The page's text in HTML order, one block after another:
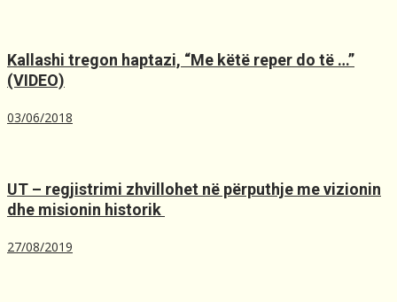
Kallashi tregon haptazi, “Me kёtё reper do tё …”
(VIDEO)
03/06/2018
UT – regjistrimi zhvillohet në përputhje me vizionin
dhe misionin historik ️
27/08/2019